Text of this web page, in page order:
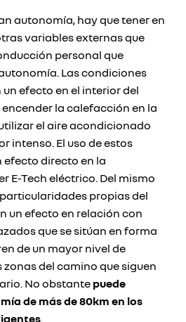
autonomía, hay que tener en
variables externas que
personal que
Las condiciones
efecto en el interior del
la calefacción en la
el aire acondicionado
intenso. El uso de estos
efecto directo en la
E-Tech eléctrico. Del mismo
propias del
un efecto en relación con
que se sitúan en forma
de un mayor nivel de
del camino que siguen
No obstante puede
de más de 80km en los
.